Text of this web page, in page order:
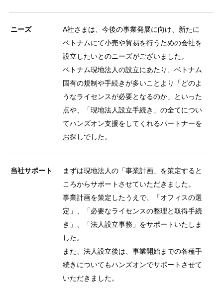
ニーズ
A社さまは、今後の事業発展に向け、新たに
ベトナムにて小売や貿易を行うための会社を
設立したいとのニーズがございました。
ベトナム現地法人の設立にあたり、ベトナム
固有の規制や手続きが多いことより「どのよ
うなライセンスが必要となるのか」といった
点や、「現地法人設立手続き」の全てについ
てハンズオン支援をしてくれるパートナーを
お探しでした。
当社サポート
まずは現地法人の「事業計画」を策定すると
ころからサポートさせていただきました。
事業計画を策定したうえで、「オフィスの選
定」、「必要なライセンスの整理と取得手続
き」、「法人設立事務」をサポートいたしま
した。
また、法人設立後は、事業開始までの各種手
続きについてもハンズオンでサポートさせて
いただきました。